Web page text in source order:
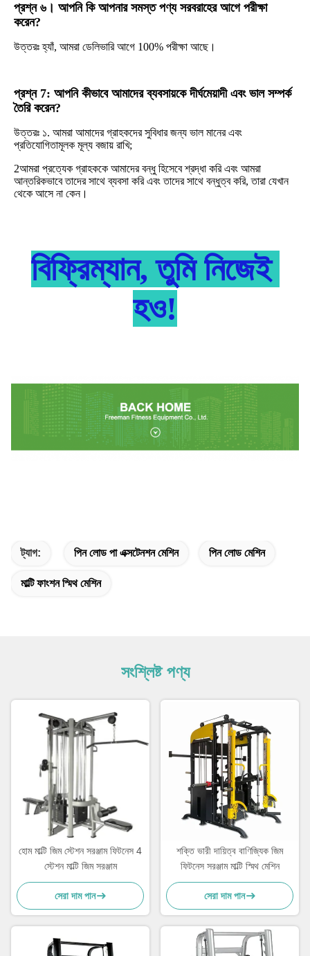
প্রশ্ন ৬। আপনি কি আপনার সমস্ত পণ্য সরবরাহের আগে পরীক্ষা
করেন?
উত্তরঃ হ্যাঁ, আমরা ডেলিভারি আগে 100% পরীক্ষা আছে।
প্রশ্ন 7: আপনি কীভাবে আমাদের ব্যবসায়কে দীর্ঘমেয়াদী এবং ভাল সম্পর্ক
তৈরি করেন?
উত্তরঃ ১. আমরা আমাদের গ্রাহকদের সুবিধার জন্য ভাল মানের এবং
প্রতিযোগিতামূলক মূল্য বজায় রাখি;
2আমরা প্রত্যেক গ্রাহককে আমাদের বন্ধু হিসেবে শ্রদ্ধা করি এবং আমরা
আন্তরিকভাবে তাদের সাথে ব্যবসা করি এবং তাদের সাথে বন্ধুত্ব করি, তারা যেখান
থেকে আসে না কেন।
বিফ্রিম্যান, তুমি নিজেই
হও!
ট্যাগ: পিন লোড পা এক্সটেনশন মেশিন পিন লোড মেশিন
মাল্টি ফাংশন স্মিথ মেশিন
সংশ্লিষ্ট পণ্য
হোম মাল্টি জিম স্টেশন সরঞ্জাম ফিটনেস 4
স্টেশন মাল্টি জিম সরঞ্জাম
সেরা দাম পান
শক্তি ভারী দায়িত্ব বাণিজ্যিক জিম
ফিটনেস সরঞ্জাম মাল্টি স্মিথ মেশিন
সেরা দাম পান